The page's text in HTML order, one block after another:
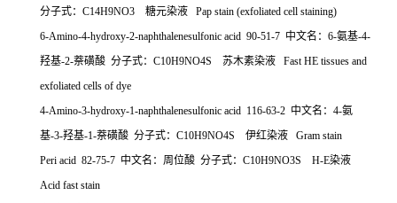
分子式：C14H9NO3 糖元染液 Pap stain (exfoliated cell staining)
6-Amino-4-hydroxy-2-naphthalenesulfonic acid 90-51-7 中文名：6-氨基-4-
羟基-2-萘磺酸 分子式：C10H9NO4S 苏木素染液 Fast HE tissues and
exfoliated cells of dye
4-Amino-3-hydroxy-1-naphthalenesulfonic acid 116-63-2 中文名：4-氨
基-3-羟基-1-萘磺酸 分子式：C10H9NO4S 伊红染液 Gram stain
Peri acid 82-75-7 中文名：周位酸 分子式：C10H9NO3S H-E染液
Acid fast stain